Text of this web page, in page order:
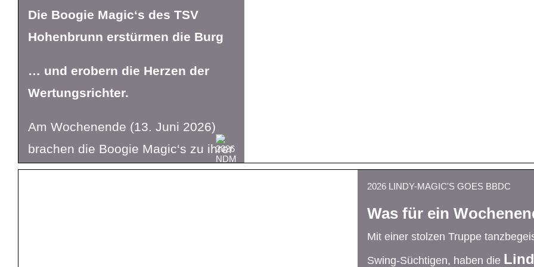
Die Boogie Magic‘s des TSV
Hohenbrunn erstürmen die Burg
… und erobern die Herzen der
Wertungsrichter.
Am Wochenende (13. Juni 2026)
brachen die Boogie Magic‘s zu ihrer
nächsten Mission auf. Unsere
2026 LINDY-MAGIC'S GOES BBDC
Was für ein
Mit einer stolzen Truppe
Swing-Süchtigen, haben die